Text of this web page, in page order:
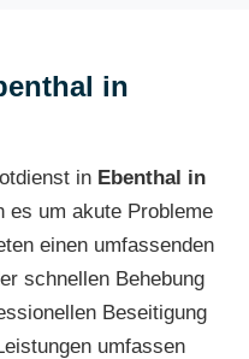
in
in Ebenthal in
es um akute Probleme
einen umfassenden
schnellen Behebung
Beseitigung
umfassen